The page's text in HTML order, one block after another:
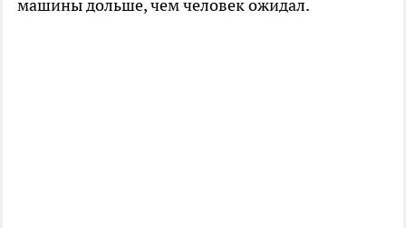
машины дольше, чем человек ожидал.